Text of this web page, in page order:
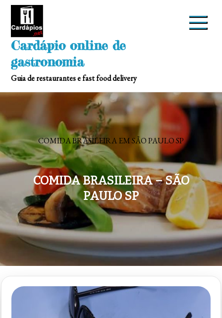
Skip
Cardápio online de
gastronomia
Guia de restaurantes e fast food delivery
COMIDA BRASILEIRA EM SÃO PAULO SP
COMIDA BRASILEIRA – SÃO
PAULO SP